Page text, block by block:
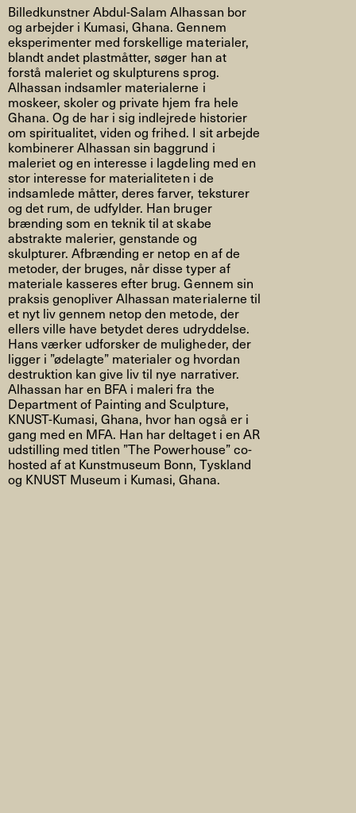
Billedkunstner Abdul-Salam Alhassan bor
og arbejder i Kumasi, Ghana. Gennem
eksperimenter med forskellige materialer,
blandt andet plastmåtter, søger han at
forstå maleriet og skulpturens sprog.
Alhassan indsamler materialerne i
moskeer, skoler og private hjem fra hele
Ghana. Og de har i sig indlejrede historier
om spiritualitet, viden og frihed. I sit arbejde
kombinerer Alhassan sin baggrund i
maleriet og en interesse i lagdeling med en
stor interesse for materialiteten i de
indsamlede måtter, deres farver, teksturer
og det rum, de udfylder. Han bruger
brænding som en teknik til at skabe
abstrakte malerier, genstande og
skulpturer. Afbrænding er netop en af de
metoder, der bruges, når disse typer af
materiale kasseres efter brug. Gennem sin
praksis genopliver Alhassan materialerne til
et nyt liv gennem netop den metode, der
ellers ville have betydet deres udryddelse.
Hans værker udforsker de muligheder, der
ligger i ”ødelagte” materialer og hvordan
destruktion kan give liv til nye narrativer.
Alhassan har en BFA i maleri fra the
Department of Painting and Sculpture,
KNUST-Kumasi, Ghana, hvor han også er i
gang med en MFA. Han har deltaget i en AR
udstilling med titlen ”The Powerhouse” co-
hosted af at Kunstmuseum Bonn, Tyskland
og KNUST Museum i Kumasi, Ghana.